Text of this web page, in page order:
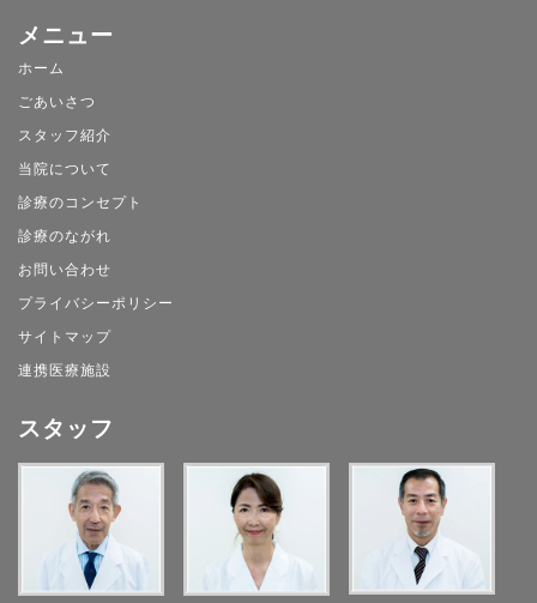
メニュー
ホーム
ごあいさつ
スタッフ紹介
当院について
診療のコンセプト
診療のながれ
お問い合わせ
プライバシーポリシー
サイトマップ
連携医療施設
スタッフ